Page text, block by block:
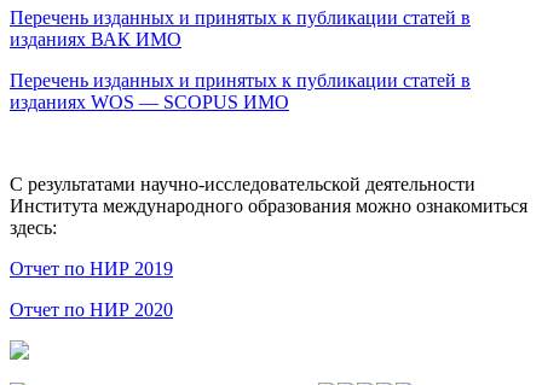
Перечень изданных и принятых к публикации статей в
изданиях ВАК ИМО
Перечень изданных и принятых к публикации статей в
изданиях WOS — SCOPUS ИМО
С результатами научно-исследовательской деятельности
Института международного образования можно ознакомиться
здесь:
Отчет по НИР 2019
Отчет по НИР 2020